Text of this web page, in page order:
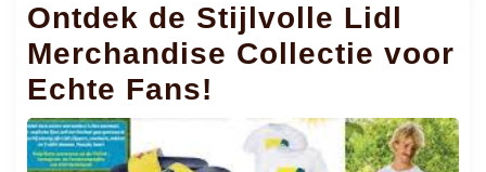
Ontdek de Stijlvolle Lidl
Merchandise Collectie voor
Echte Fans!